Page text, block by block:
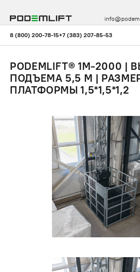
8 (800) 200-78-15+7 (383) 207-85-53
PODEMLIFT® 1M-2000 |
ПОДЪЕМА 5,5 М |
ПЛАТФОРМЫ 1,5*1,5*1,2